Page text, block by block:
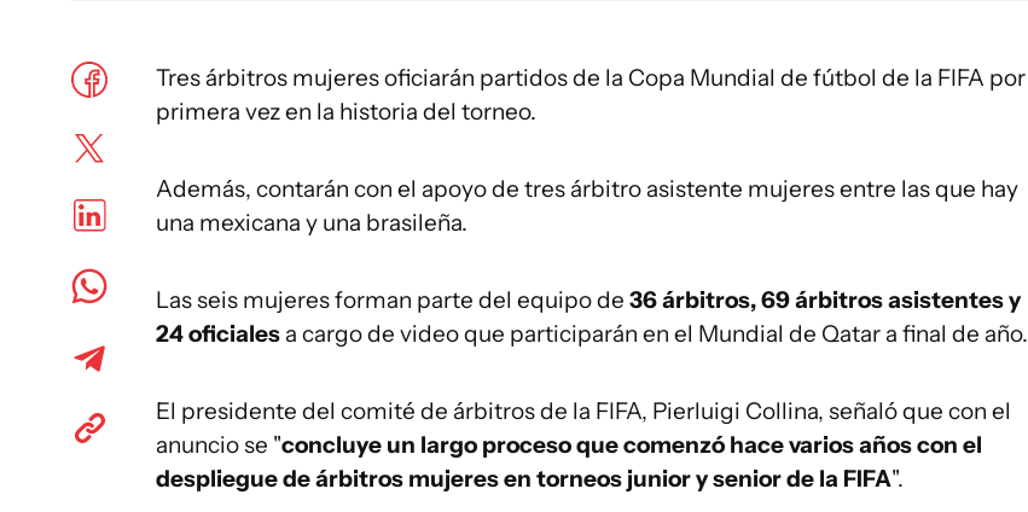
Tres árbitros mujeres oficiarán partidos de la Copa Mundial de fútbol de la FIFA por
primera vez en la historia del torneo.
Además, contarán con el apoyo de tres árbitro asistente mujeres entre las que hay
una mexicana y una brasileña.
Las seis mujeres forman parte del equipo de 36 árbitros, 69 árbitros asistentes y
24 oficiales a cargo de video que participarán en el Mundial de Qatar a final de año.
El presidente del comité de árbitros de la FIFA, Pierluigi Collina, señaló que con el
anuncio se "concluye un largo proceso que comenzó hace varios años con el
despliegue de árbitros mujeres en torneos junior y senior de la FIFA".